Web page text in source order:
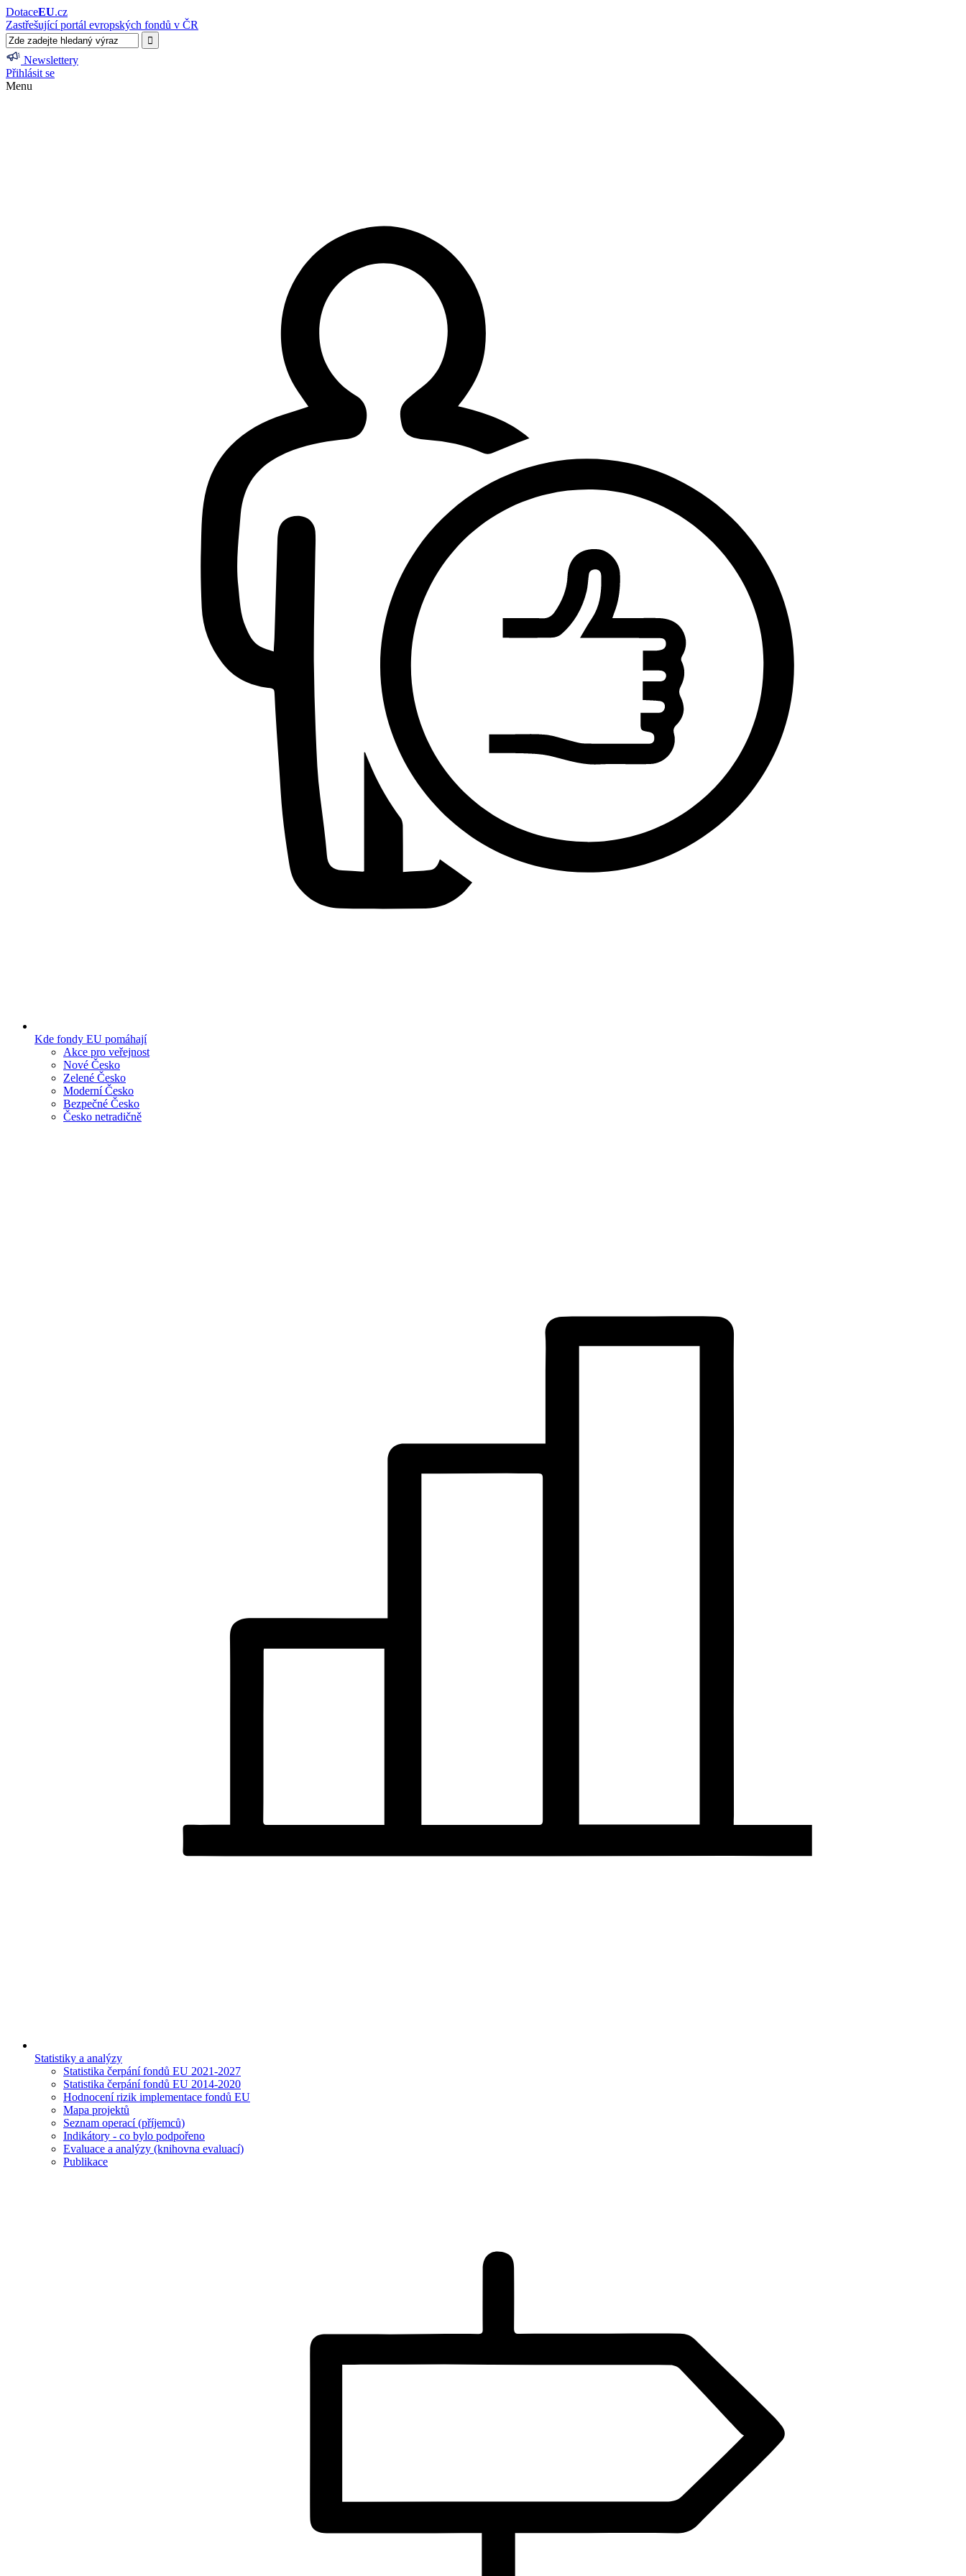
DotaceEU.cz
Zastřešující portál evropských fondů v ČR
Newslettery
Přihlásit se
Menu
Kde fondy EU pomáhají
Akce pro veřejnost
Nové Česko
Zelené Česko
Moderní Česko
Bezpečné Česko
Česko netradičně
Statistiky a analýzy
Statistika čerpání fondů EU 2021-2027
Statistika čerpání fondů EU 2014-2020
Hodnocení rizik implementace fondů EU
Mapa projektů
Seznam operací (příjemců)
Indikátory - co bylo podpořeno
Evaluace a analýzy (knihovna evaluací)
Publikace